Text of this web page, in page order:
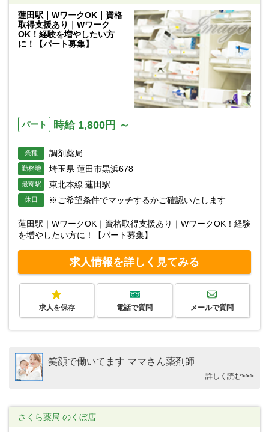
蓮田駅｜WワークOK｜資格
取得支援あり｜Wワーク
OK！経験を増やしたい方
に！【パート募集】
パート 時給 1,800円 ～
業種 調剤薬局
勤務地 埼玉県 蓮田市黒浜678
最寄駅 東北本線 蓮田駅
休日 ※ご希望条件でマッチするかご確認いたします
蓮田駅｜WワークOK｜資格取得支援あり｜WワークOK！経験
を増やしたい方に！【パート募集】
求人情報を詳しく見てみる
求人を保存 電話で質問 メールで質問
笑顔で働いてます ママさん薬剤師
詳しく読む>>>
さくら薬局 のくぼ店